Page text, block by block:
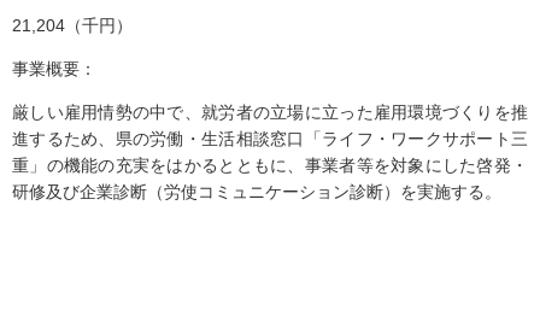
21,204（千円）
事業概要：
厳しい雇用情勢の中で、就労者の立場に立った雇用環境づくりを推
進するため、県の労働・生活相談窓口「ライフ・ワークサポート三
重」の機能の充実をはかるとともに、事業者等を対象にした啓発・
研修及び企業診断（労使コミュニケーション診断）を実施する。